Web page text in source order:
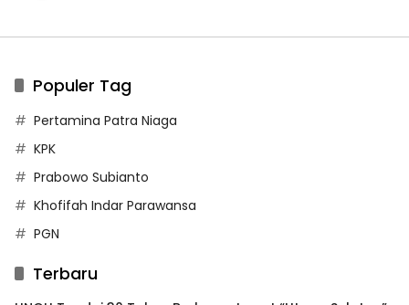
Populer Tag
Pertamina Patra Niaga
KPK
Prabowo Subianto
Khofifah Indar Parawansa
PGN
Terbaru